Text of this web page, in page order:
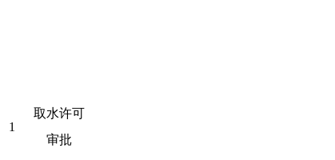
1
取水许可
审批